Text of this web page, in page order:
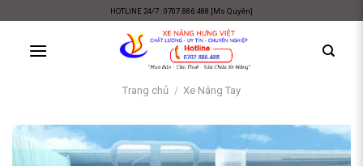
content
HOTLINE 24/7 : 0707.886.488 [Ms Quyên]
Trang chủ / Xe Nâng Tay